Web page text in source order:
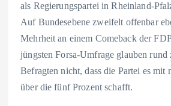
als Regierungspartei in Rheinland-
Auf Bundesebene zweifelt offenbar
Mehrheit an einem Comeback der
jüngsten Forsa-Umfrage glauben
Befragten nicht, dass die Partei es mit
über die fünf Prozent schafft.